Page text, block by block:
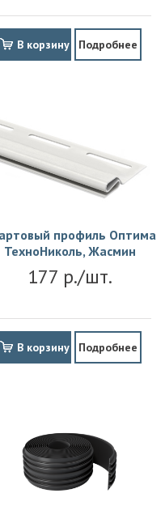
В корзину Подробнее
профиль Оптима
ТехноНиколь, Жасмин
177 р./шт.
В корзину Подробнее